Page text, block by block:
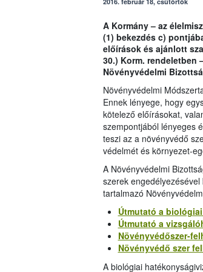
A Kormány – az
(1) bekezdés c)
előírások és ajánlott
30.) Korm. rendeletben
Növényvédelmi
Növényvédelmi
Ennek lényege, hogy
kötelező előírásokat,
szempontjából lényeges
teszi az a növényvédő
védelmét és környezet-
A Növényvédelmi
szerek
tartalmazó
Útmutató a
Útmutató a
Növényvédőszer-
Növényvédő szer
A biológiai